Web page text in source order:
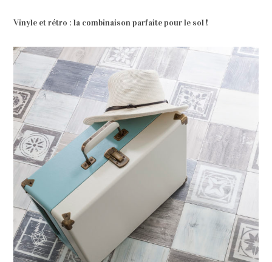
Vinyle et rétro : la combinaison parfaite pour le sol !